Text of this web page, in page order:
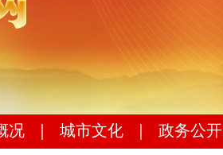
况 城市文化 政务公开